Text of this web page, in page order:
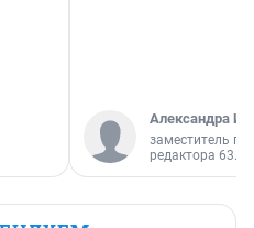
Александра
заместитель
редактора 63.RU